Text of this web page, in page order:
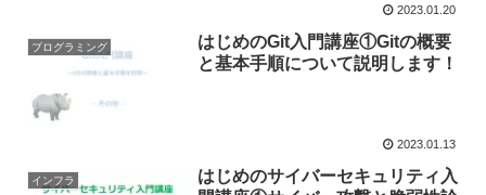
2023.01.20
プログラミング
はじめのGit入門講座①Gitの概要
と基本手順について説明します！
2023.01.13
インフラ
はじめのサイバーセキュリティ入